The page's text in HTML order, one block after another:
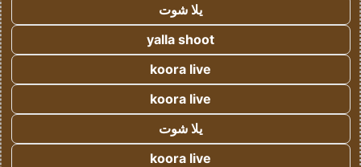
يلا شوت
yalla shoot
koora live
koora live
يلا شوت
koora live